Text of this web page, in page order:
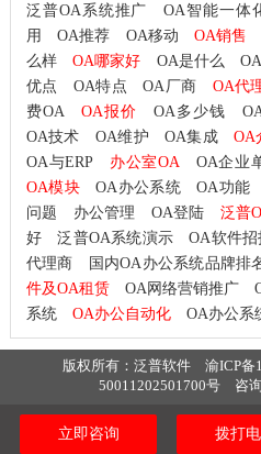
泛普OA系统推广 OA智能一体
用
OA推荐 OA移动 OA销售
么样
OA哪家好 OA是什么
优点
OA特点 OA厂商 OA代
费OA
OA报价 OA多少钱
OA技术
OA维护 OA集成 OA
OA与ERP
办公室OA OA企业
OA模块
OA办公系统 OA功能
问题
办公管理 OA登陆 泛普
好
泛普OA系统演示 OA软件招
代理商
国内OA办公系统品牌排
件及OA租赁
OA网络营销推广
系统
OA办公自动化 OA办公系
版权所有：泛普软件 渝ICP备
50011202501700号
咨
立即咨询 拨打